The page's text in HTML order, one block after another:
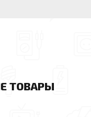
ТОВАРЫ